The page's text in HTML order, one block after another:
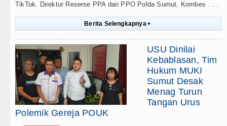
TikTok. Direktur Reserse PPA dan PPO Polda Sumut, Kombes . . .
Berita Selengkapnya ▸
USU Dinilai
Kebablasan, Tim
Hukum MUKI
Sumut Desak
Menag Turun
Tangan Urus
Polemik Gereja POUK